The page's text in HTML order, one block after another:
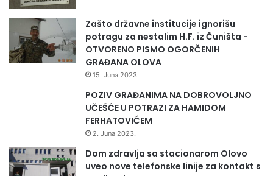
Zašto državne institucije ignorišu
potragu za nestalim H.F. iz Čuništa -
OTVORENO PISMO OGORČENIH
GRAĐANA OLOVA
15. Juna 2023.
POZIV GRAĐANIMA NA DOBROVOLJNO
UČEŠĆE U POTRAZI ZA HAMIDOM
FERHATOVIĆEM
2. Juna 2023.
Dom zdravlja sa stacionarom Olovo
uveo nove telefonske linije za kontakt s